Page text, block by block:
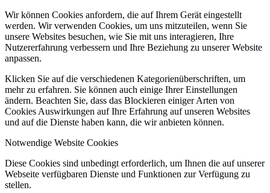
Wir können Cookies anfordern, die auf Ihrem Gerät eingestellt
werden. Wir verwenden Cookies, um uns mitzuteilen, wenn Sie
unsere Websites besuchen, wie Sie mit uns interagieren, Ihre
Nutzererfahrung verbessern und Ihre Beziehung zu unserer Website
anpassen.
Klicken Sie auf die verschiedenen Kategorienüberschriften, um
mehr zu erfahren. Sie können auch einige Ihrer Einstellungen
ändern. Beachten Sie, dass das Blockieren einiger Arten von
Cookies Auswirkungen auf Ihre Erfahrung auf unseren Websites
und auf die Dienste haben kann, die wir anbieten können.
Notwendige Website Cookies
Diese Cookies sind unbedingt erforderlich, um Ihnen die auf unserer
Webseite verfügbaren Dienste und Funktionen zur Verfügung zu
stellen.